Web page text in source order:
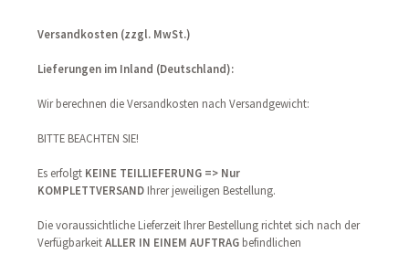
Versandkosten (zzgl. MwSt.)
Lieferungen im Inland (Deutschland):
Wir berechnen die Versandkosten nach Versandgewicht:
BITTE BEACHTEN SIE!
Es erfolgt KEINE TEILLIEFERUNG => Nur
KOMPLETTVERSAND Ihrer jeweiligen Bestellung.
Die voraussichtliche Lieferzeit Ihrer Bestellung richtet sich nach der
VerfügbarkeitALLER IN EINEM AUFTRAG befindlichen